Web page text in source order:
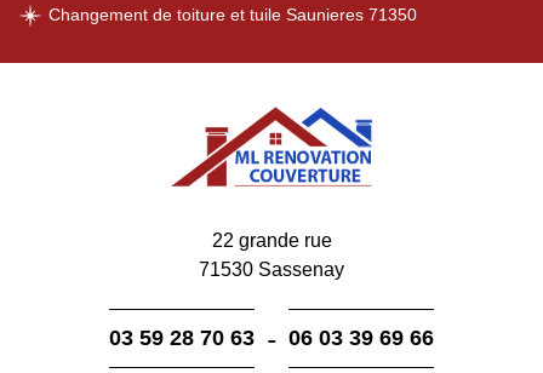
Changement de toiture et tuile Saunieres 71350
22 grande rue
71530 Sassenay
03 59 28 70 63 - 06 03 39 69 66